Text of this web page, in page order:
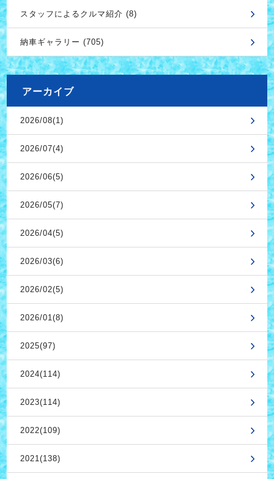
スタッフによるクルマ紹介 (8)
納車ギャラリー (705)
アーカイブ
2026/08(1)
2026/07(4)
2026/06(5)
2026/05(7)
2026/04(5)
2026/03(6)
2026/02(5)
2026/01(8)
2025(97)
2024(114)
2023(114)
2022(109)
2021(138)